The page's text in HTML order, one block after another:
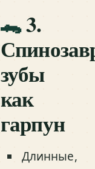
🐊3.
зубы
как
гарпун
Длинные,